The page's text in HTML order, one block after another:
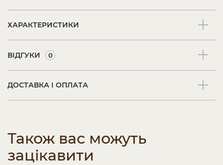
ХАРАКТЕРИСТИКИ
ВІДГУКИ 0
ДОСТАВКА І ОПЛАТА
Також вас можуть
зацікавити